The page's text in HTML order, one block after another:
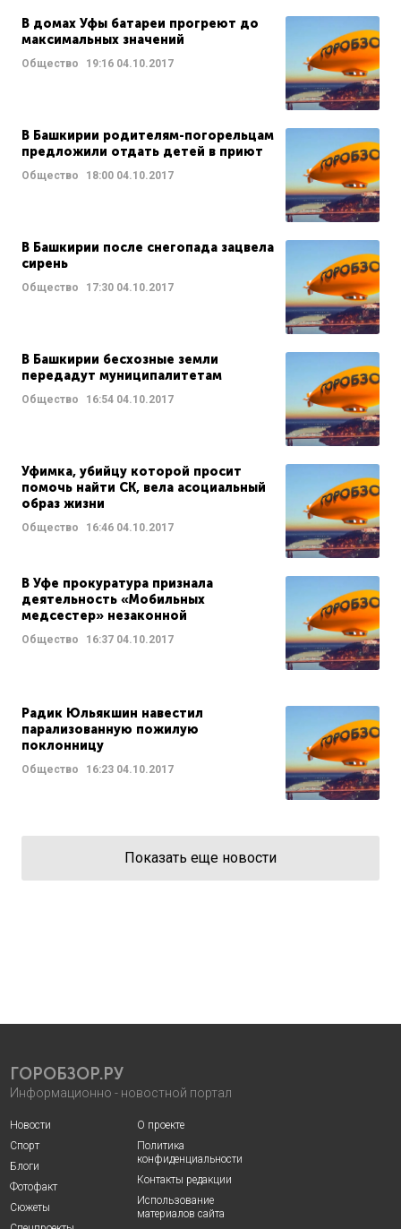
В домах Уфы батареи прогреют до
максимальных значений
Общество 19:16 04.10.2017
В Башкирии родителям-погорельцам
предложили отдать детей в приют
Общество 18:00 04.10.2017
В Башкирии после снегопада зацвела
сирень
Общество 17:30 04.10.2017
В Башкирии бесхозные земли
передадут муниципалитетам
Общество 16:54 04.10.2017
Уфимка, убийцу которой просит
помочь найти СК, вела асоциальный
образ жизни
Общество 16:46 04.10.2017
В Уфе прокуратура признала
деятельность «Мобильных
медсестер» незаконной
Общество 16:37 04.10.2017
Радик Юльякшин навестил
парализованную пожилую
поклонницу
Общество 16:23 04.10.2017
Показать еще новости
ГОРОБЗОР.РУ
Информационно - новостной портал
Новости
Спорт
Блоги
Фотофакт
Сюжеты
О проекте
Политика
конфиденциальности
Контакты редакции
Использование
материалов сайта